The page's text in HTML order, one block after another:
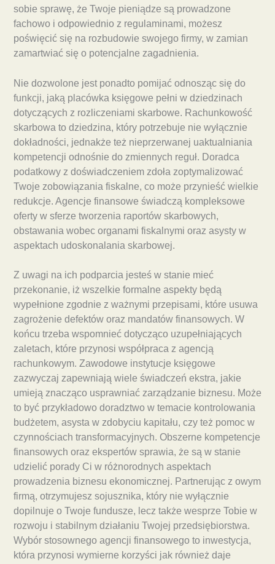
sobie sprawę, że Twoje pieniądze są prowadzone
fachowo i odpowiednio z regulaminami, możesz
poświęcić się na rozbudowie swojego firmy, w zamian
zamartwiać się o potencjalne zagadnienia.
Nie dozwolone jest ponadto pomijać odnosząc się do
funkcji, jaką placówka księgowe pełni w dziedzinach
dotyczących z rozliczeniami skarbowe. Rachunkowość
skarbowa to dziedzina, który potrzebuje nie wyłącznie
dokładności, jednakże też nieprzerwanej uaktualniania
kompetencji odnośnie do zmiennych reguł. Doradca
podatkowy z doświadczeniem zdoła zoptymalizować
Twoje zobowiązania fiskalne, co może przynieść wielkie
redukcje. Agencje finansowe świadczą kompleksowe
oferty w sferze tworzenia raportów skarbowych,
obstawania wobec organami fiskalnymi oraz asysty w
aspektach udoskonalania skarbowej.
Z uwagi na ich podparcia jesteś w stanie mieć
przekonanie, iż wszelkie formalne aspekty będą
wypełnione zgodnie z ważnymi przepisami, które usuwa
zagrożenie defektów oraz mandatów finansowych. W
końcu trzeba wspomnieć dotycząco uzupełniających
zaletach, które przynosi współpraca z agencją
rachunkowym. Zawodowe instytucje księgowe
zazwyczaj zapewniają wiele świadczeń ekstra, jakie
umieją znacząco usprawniać zarządzanie biznesu. Może
to być przykładowo doradztwo w temacie kontrolowania
budżetem, asysta w zdobyciu kapitału, czy też pomoc w
czynnościach transformacyjnych. Obszerne kompetencje
finansowych oraz ekspertów sprawia, że są w stanie
udzielić porady Ci w różnorodnych aspektach
prowadzenia biznesu ekonomicznej. Partnerując z owym
firmą, otrzymujesz sojusznika, który nie wyłącznie
dopilnuje o Twoje fundusze, lecz także wesprze Tobie w
rozwoju i stabilnym działaniu Twojej przedsiębiorstwa.
Wybór stosownego agencji finansowego to inwestycja,
która przynosi wymierne korzyści jak również daje